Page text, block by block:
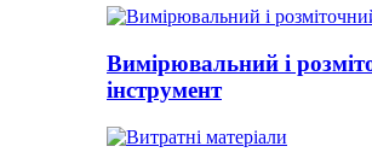
Вимірювальний і
інструмент